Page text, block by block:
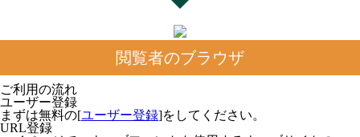
閲覧者のブラウザ
ご利用の流れ
ユーザー登録
まずは無料の[ユーザー登録]をしてください。
URL登録